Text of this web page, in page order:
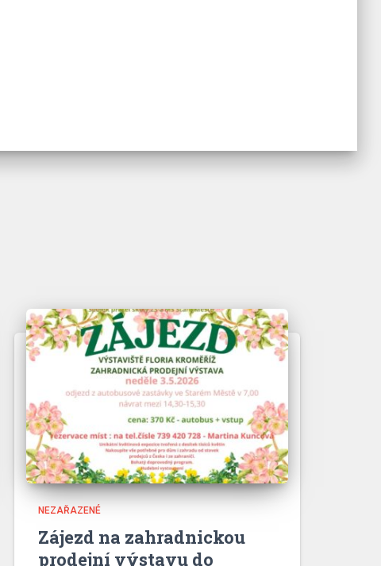
NEZAŘAZENÉ
Zájezd na zahradnickou
prodejní výstavu do